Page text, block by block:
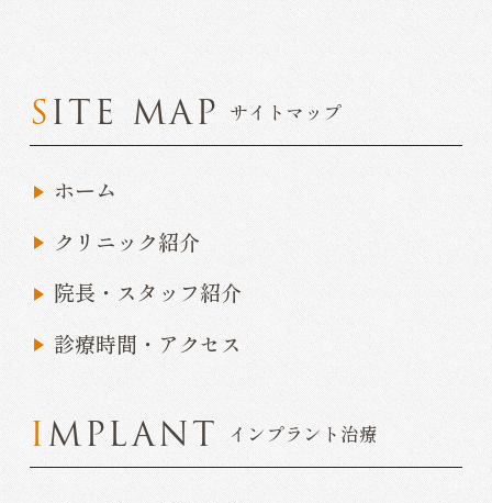
SITE MAP サイトマップ
ホーム
クリニック紹介
院長・スタッフ紹介
診療時間・アクセス
IMPLANT インプラント治療